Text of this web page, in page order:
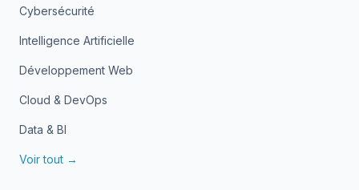
Cybersécurité
Intelligence Artificielle
Développement Web
Cloud & DevOps
Data & BI
Voir tout →